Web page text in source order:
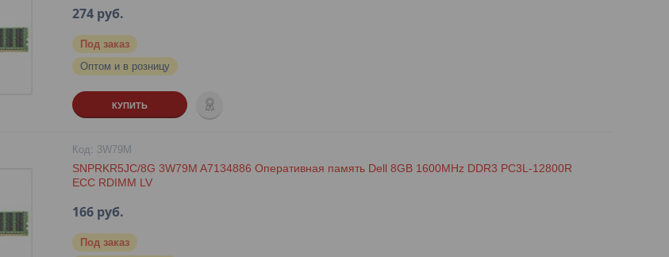
274 руб.
Под заказ
Оптом и в розницу
КУПИТЬ
3W79M
SNPRKR5JC/8G 3W79M A7134886 Оперативная память Dell 8GB 1600MHz DDR3 PC3L-12800R
ECC RDIMM LV
166 руб.
Под заказ